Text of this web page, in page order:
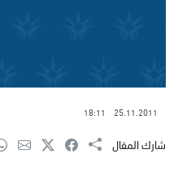
25.11.2011
18:11
شارك المقال